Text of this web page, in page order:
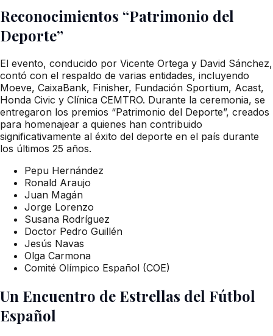
Reconocimientos “Patrimonio del
Deporte”
El evento, conducido por Vicente Ortega y David Sánchez,
contó con el respaldo de varias entidades, incluyendo
Moeve, CaixaBank, Finisher, Fundación Sportium, Acast,
Honda Civic y Clínica CEMTRO. Durante la ceremonia, se
entregaron los premios “Patrimonio del Deporte”, creados
para homenajear a quienes han contribuido
significativamente al éxito del deporte en el país durante
los últimos 25 años.
Pepu Hernández
Ronald Araujo
Juan Magán
Jorge Lorenzo
Susana Rodríguez
Doctor Pedro Guillén
Jesús Navas
Olga Carmona
Comité Olímpico Español (COE)
Un Encuentro de Estrellas del Fútbol
Español